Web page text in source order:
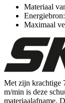
Materiaal
Maximaal
Met zijn krachtige
m/min is deze
materiaalafname.